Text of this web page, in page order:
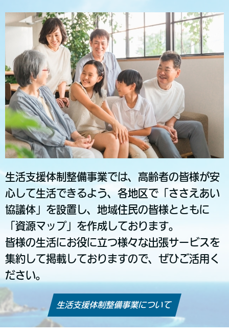
生活支援体制整備事業では、高齢者の皆様が安
心して生活できるよう、各地区で「ささえあい
協議体」を設置し、地域住民の皆様とともに
「資源マップ」を作成しております。
皆様の生活にお役に立つ様々な出張サービスを
集約して掲載しておりますので、ぜひご活用く
ださい。
生活支援体制整備事業について